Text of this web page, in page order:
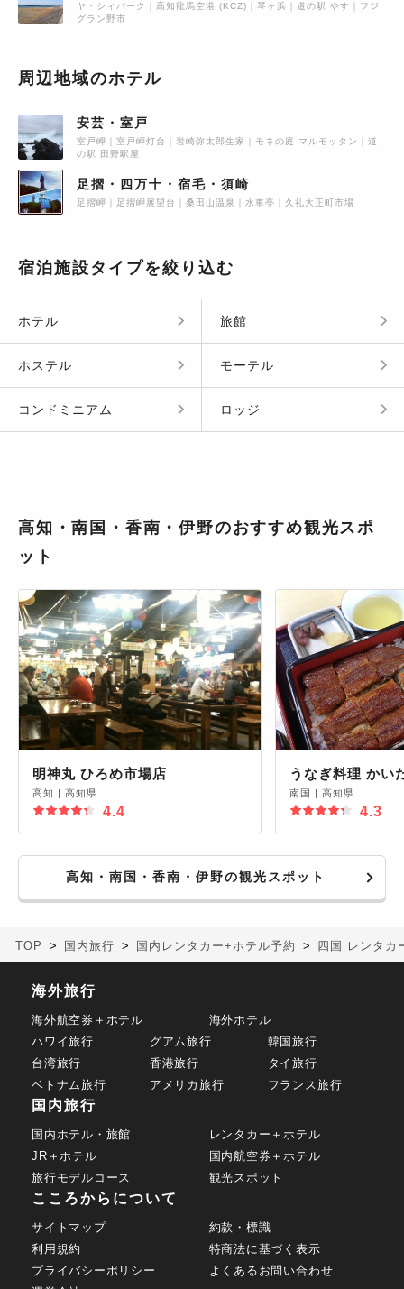
ヤ・シィパーク 高知龍馬空港 (KCZ) 琴ヶ浜 道の駅 やす
フジ
グラン野市
周辺地域のホテル
安芸・室戸
室戸岬 室戸岬灯台 岩崎弥太郎生家 モネの庭 マルモッタン
道
の駅 田野駅屋
足摺・四万十・宿毛・須崎
足摺岬 足摺岬展望台 桑田山温泉 水車亭 久礼大正町市場
宿泊施設タイプを絞り込む
ホテル 旅館
ホステル モーテル
コンドミニアム ロッジ
高知・南国・香南・伊野のおすすめ観光スポ
ット
明神丸 ひろめ市場店
高知 | 高知県
4.4
うなぎ料理 かい
南国 | 高知県
4.3
高知・南国・香南・伊野の観光スポット
TOP 国内旅行 国内レンタカー+ホテル予約 四国 レンタカ
海外旅行
海外航空券＋ホテル
海外ホテル
ハワイ旅行
グアム旅行
韓国旅行
台湾旅行
香港旅行
タイ旅行
ベトナム旅行
アメリカ旅行 フランス旅行
国内旅行
国内ホテル・旅館
レンタカー＋ホテル
JR＋ホテル
国内航空券＋ホテル
旅行モデルコース
観光スポット
こころからについて
サイトマップ
約款・標識
利用規約
特商法に基づく表示
プライバシーポリシー
よくあるお問い合わせ